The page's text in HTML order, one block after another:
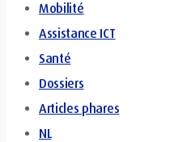
Mobilité
Assistance ICT
Santé
Dossiers
Articles phares
NL